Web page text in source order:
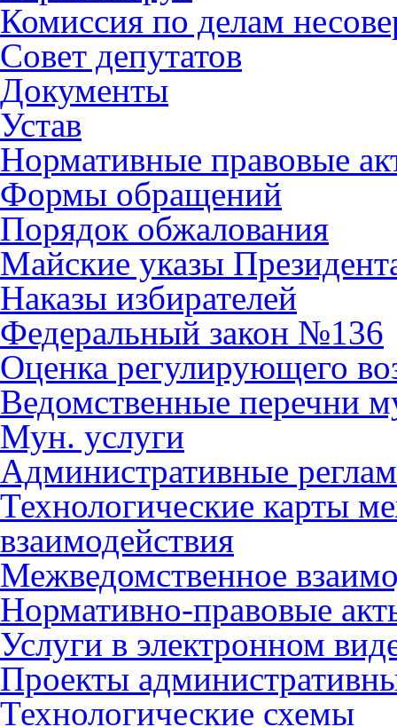
Комиссия по делам
Совет депутатов
Документы
Устав
Нормативные правовые
Формы обращений
Порядок обжалования
Майские указы
Наказы избирателей
Федеральный закон №136
Оценка регулирующего
Ведомственные перечни
Мун. услуги
Административные
Технологические карты
взаимодействия
Межведомственное
Нормативно-правовые
Услуги в электронном
Проекты
Технологические схемы